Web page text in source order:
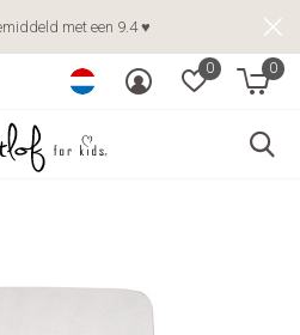
0 0
met een 9.4 ♥